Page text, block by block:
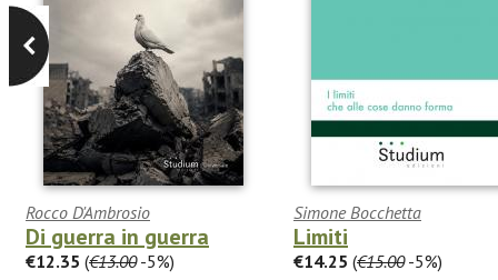
Rocco D'Ambrosio
Di guerra in guerra
€12.35 (€13.00-5%)
Simone Bocchetta
Limiti
€14.25 (€15.00-5%)